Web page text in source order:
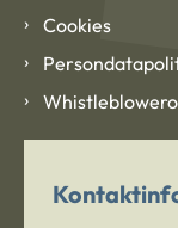
Cookies